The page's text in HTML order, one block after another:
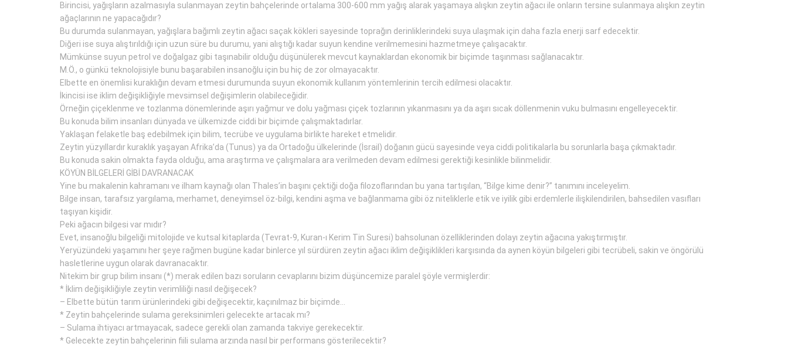
Birincisi, yağışların azalmasıyla sulanmayan zeytin bahçelerinde ortalama 300-600 mm yağış alarak yaşamaya alışkın zeytin ağacı ile onların tersine sulanmaya alışkın zeytin
ağaçlarının ne yapacağıdır?
Bu durumda sulanmayan, yağışlara bağımlı zeytin ağacı saçak kökleri sayesinde toprağın derinliklerindeki suya ulaşmak için daha fazla enerji sarf edecektir.
Diğeri ise suya alıştırıldığı için uzun süre bu durumu, yani alıştığı kadar suyun kendine verilmemesini hazmetmeye çalışacaktır.
Mümkünse suyun petrol ve doğalgaz gibi taşınabilir olduğu düşünülerek mevcut kaynaklardan ekonomik bir biçimde taşınması sağlanacaktır.
M.Ö., o günkü teknolojisiyle bunu başarabilen insanoğlu için bu hiç de zor olmayacaktır.
Elbette en önemlisi kuraklığın devam etmesi durumunda suyun ekonomik kullanım yöntemlerinin tercih edilmesi olacaktır.
İkincisi ise iklim değişikliğiyle mevsimsel değişimlerin olabileceğidir.
Örneğin çiçeklenme ve tozlanma dönemlerinde aşırı yağmur ve dolu yağması çiçek tozlarının yıkanmasını ya da aşırı sıcak döllenmenin vuku bulmasını engelleyecektir.
Bu konuda bilim insanları dünyada ve ülkemizde ciddi bir biçimde çalışmaktadırlar.
Yaklaşan felaketle baş edebilmek için bilim, tecrübe ve uygulama birlikte hareket etmelidir.
Zeytin yüzyıllardır kuraklık yaşayan Afrika’da (Tunus) ya da Ortadoğu ülkelerinde (İsrail) doğanın gücü sayesinde veya ciddi politikalarla bu sorunlarla başa çıkmaktadır.
Bu konuda sakin olmakta fayda olduğu, ama araştırma ve çalışmalara ara verilmeden devam edilmesi gerektiği kesinlikle bilinmelidir.
KÖYÜN BİLGELERİ GİBİ DAVRANACAK
Yine bu makalenin kahramanı ve ilham kaynağı olan Thales’in başını çektiği doğa filozoflarından bu yana tartışılan, “Bilge kime denir?” tanımını inceleyelim.
Bilge insan, tarafsız yargılama, merhamet, deneyimsel öz-bilgi, kendini aşma ve bağlanmama gibi öz niteliklerle etik ve iyilik gibi erdemlerle ilişkilendirilen, bahsedilen vasıfları
taşıyan kişidir.
Peki ağacın bilgesi var mıdır?
Evet, insanoğlu bilgeliği mitolojide ve kutsal kitaplarda (Tevrat-9, Kuran-ı Kerim Tin Suresi) bahsolunan özelliklerinden dolayı zeytin ağacına yakıştırmıştır.
Yeryüzündeki yaşamını her şeye rağmen bugüne kadar binlerce yıl sürdüren zeytin ağacı iklim değişiklikleri karşısında da aynen köyün bilgeleri gibi tecrübeli, sakin ve öngörülü
hasletlerine uygun olarak davranacaktır.
Nitekim bir grup bilim insanı (*) merak edilen bazı soruların cevaplarını bizim düşüncemize paralel şöyle vermişlerdir:
* İklim değişikliğiyle zeytin verimliliği nasıl değişecek?
– Elbette bütün tarım ürünlerindeki gibi değişecektir, kaçınılmaz bir biçimde…
* Zeytin bahçelerinde sulama gereksinimleri gelecekte artacak mı?
– Sulama ihtiyacı artmayacak, sadece gerekli olan zamanda takviye gerekecektir.
* Gelecekte zeytin bahçelerinin fiili sulama arzında nasıl bir performans gösterilecektir?